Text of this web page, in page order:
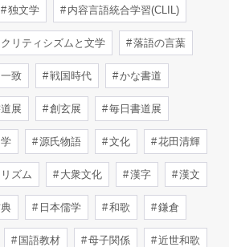
独文学 内容言語統合学習(CLIL)
リティシズムと文学 落語の言葉
致 戦国時代 かな書道
展 創玄展 毎日書道展
源氏物語 文化 花田清輝
ズム 大衆文化 漢字 漢文
日本儒学 和歌 鎌倉
国語教材 母子関係 近世和歌